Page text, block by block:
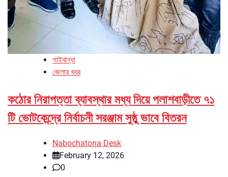
গাইবান্ধা
জেলার খবর
কঠোর নিরাপত্তা ব্যাবস্থার মধ্য দিয়ে পলাশবাড়ীতে ৭১
টি ভোটকেন্দ্রে নির্বাচনী সরঞ্জাম সুষ্ঠু ভাবে বিতরন
Nabochatona Desk
February 12, 2026
0